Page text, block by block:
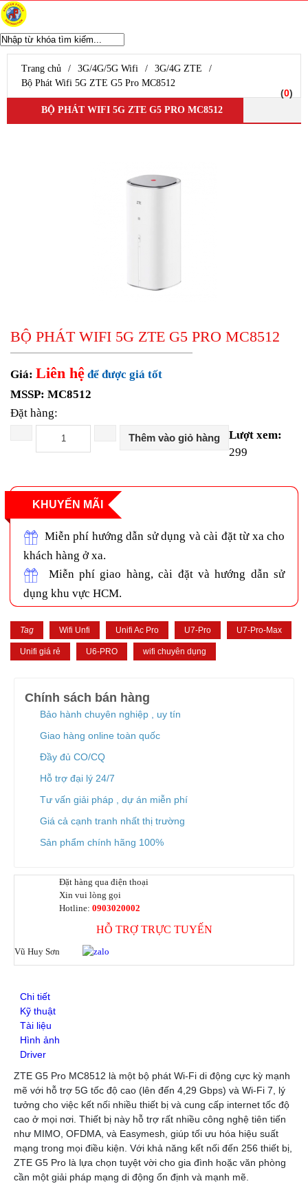
(0)
WIFI CHUYÊN DỤNG
Ubiquiti Unifi
Aruba Wifi
Wifi Grandstream
Wifi Ruijie
WIfi SMB H3C
EdgeRouter
UISP Router
Draytek Router
ENGENIUS Router
UFiber
Switch Cisco Catalyst
Unifi Switch
Switch H3C
EdgeSwitch
Switch D-Link
RUIJIE Switch
Switch Draytek
Switch Grandstream
Switch TP-Link
WIFI GIA ĐÌNH
Wifi SOHO H3C
Ruijie Wifi
3G/4G/5G Wifi
3G/4G Netgear
3G/4G/5G Huawei
3G/4G ZTE
4G/5G D-Link
Phụ kiện Unifi
Adapter POE TP-Link
Adapter 12V, 5V
Tổng đài điện thoại và điện thoại
Tổng đài Grandstream
Điện thoại Grandstream
SFP Unifi
SFP Aruba
SFP Cisco
SFP H3C
DOCUMENTS
DeceptiveBytes Presentation
Giới thiệu giải pháp DLP ITsMine
OPENVAS Sales Deck
Deceptive-Bytes-Defender-vs-CrowdStrike
Deceptive-Bytes-vs-Check-Point
Deceptive-Bytes-vs-Cybereason
Deceptive-Bytes-vs-Cynet
Deceptive-Bytes-vs-Fidelis
Deceptive-Bytes-vs-Fortinet
Deceptive-Bytes-vs-Halcyon
Trang chủ / 3G/4G/5G Wifi / 3G/4G ZTE
/
Bộ Phát Wifi 5G ZTE G5 Pro MC8512
BỘ PHÁT WIFI 5G ZTE G5 PRO MC8512
BỘ PHÁT WIFI 5G ZTE G5 PRO MC8512
Giá: Liên hệ để được giá tốt
MSSP: MC8512
Đặt hàng:
Thêm vào giỏ hàng
Lượt xem:
299
KHUYẾN MÃI
Miễn phí hướng dẫn sử dụng và cài đặt từ xa cho
khách hàng ở xa.
Miễn phí giao hàng, cài đặt và hướng dẫn sử
dụng khu vực HCM.
Tag Wifi Unfi Unifi Ac Pro U7-Pro U7-Pro-Max
Unifi giá rẻ U6-PRO wifi chuyên dụng
Chính sách bán hàng
Bảo hành chuyên nghiệp , uy tín
Giao hàng online toàn quốc
Đầy đủ CO/CQ
Hỗ trợ đại lý 24/7
Tư vấn giải pháp , dự án miễn phí
Giá cả cạnh tranh nhất thị trường
Sản phẩm chính hãng 100%
Đặt hàng qua điện thoại
Xin vui lòng gọi
Hotline: 0903020002
HỖ TRỢ TRỰC TUYẾN
Vũ Huy Sơn
Chi tiết
Kỹ thuật
Tài liệu
Hình ảnh
Driver
ZTE G5 Pro MC8512 là một bộ phát Wi-Fi di động cực kỳ mạnh
mẽ với hỗ trợ 5G tốc độ cao (lên đến 4,29 Gbps) và Wi-Fi 7, lý
tưởng cho việc kết nối nhiều thiết bị và cung cấp internet tốc độ
cao ở mọi nơi. Thiết bị này hỗ trợ rất nhiều công nghệ tiên tiến
như MIMO, OFDMA, và Easymesh, giúp tối ưu hóa hiệu suất
mạng trong mọi điều kiện. Với khả năng kết nối đến 256 thiết bị,
ZTE G5 Pro là lựa chọn tuyệt vời cho gia đình hoặc văn phòng
cần một giải pháp mạng di động ổn định và mạnh mẽ.